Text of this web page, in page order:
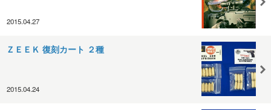
2015.04.27
ＺＥＥＫ 復刻カート ２種
2015.04.24